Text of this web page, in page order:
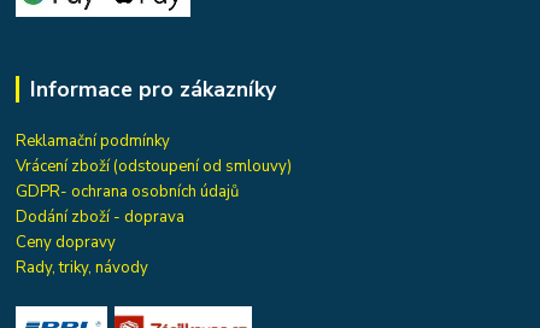
Informace pro zákazníky
Reklamační podmínky
Vrácení zboží (odstoupení od smlouvy)
GDPR- ochrana osobních údajů
Dodání zboží - doprava
Ceny dopravy
Rady, triky, návody